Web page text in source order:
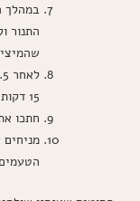
במהלך
התנור
15 דקות לפני ההגשה.
חתכו